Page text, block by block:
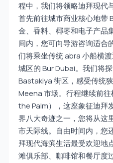
程中，我们将领略迪拜现代
首先前往城市商业核心地带
金、香料、椰枣和电子产品
间内，您可向导游咨询适合
们将乘坐传统 abra 小船横
城区的 Bur Dubai。我们将
Bastakiya 街区，感受传统
Meena 市场。行程继续前
the Palm），这座象征迪拜
界八大奇迹之一，您将从这
市天际线。自由时间内，您
拜现代海滨生活最受欢迎地
滩俱乐部、咖啡馆和餐厅度